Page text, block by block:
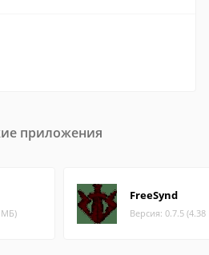
приложения
МБ)
FreeSynd
Версия: 0.7.5